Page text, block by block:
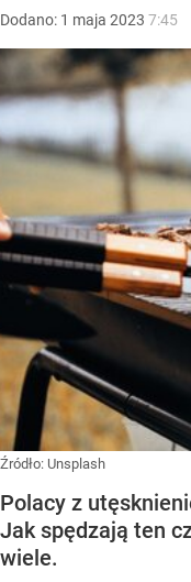
Dodano: 1 maja 2023 7:45
Źródło: Unsplash
Polacy z
Jak spędzają ten
wiele.